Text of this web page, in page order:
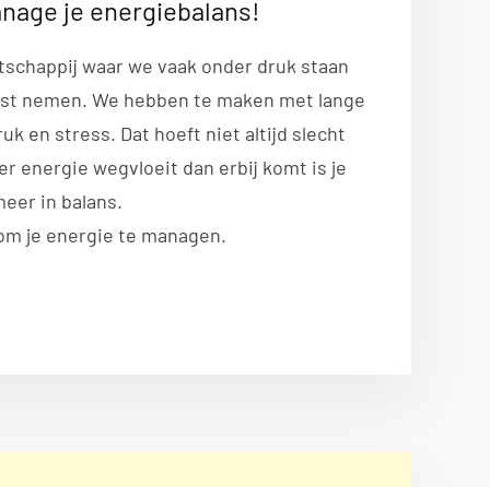
je energiebalans!
waar we vaak onder druk staan
nemen. We hebben te maken met lange
en stress. Dat hoeft niet altijd slecht
energie wegvloeit dan erbij komt is je
in balans.
je energie te managen.